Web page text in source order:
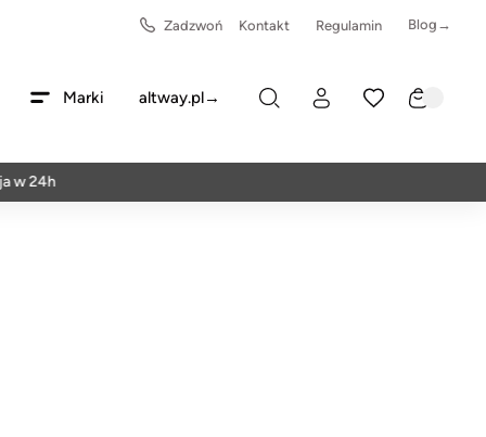
Zadzwoń Kontakt Regulamin Blog→
Marki altway.pl→